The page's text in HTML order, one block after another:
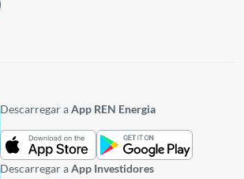
Descarregar aApp REN Energia
Descarregar aApp Investidores